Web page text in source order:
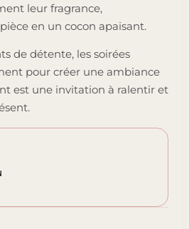
leur fragrance,
en un cocon apaisant.
de détente, les soirées
pour créer une ambiance
est une invitation à ralentir et